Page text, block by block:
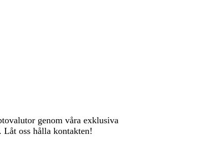
genom våra exklusiva
oss hålla kontakten!